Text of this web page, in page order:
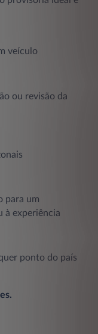
veículo
ou revisão da
para um
à experiência
ponto do país